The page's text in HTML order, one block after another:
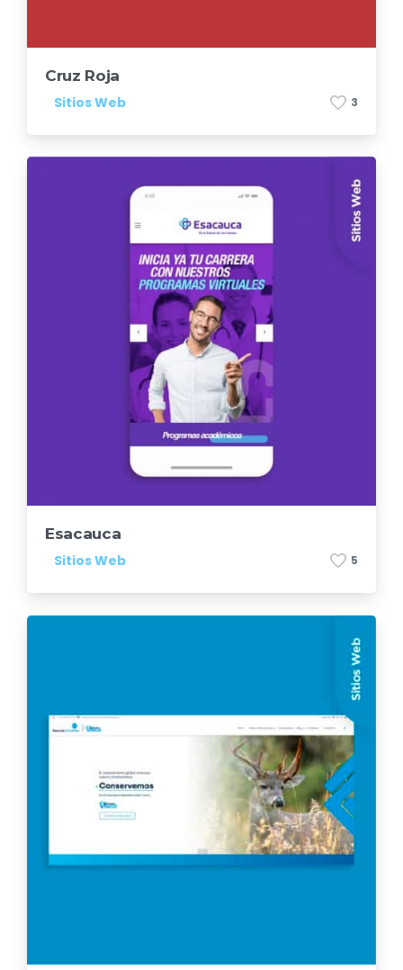
Cruz Roja
Sitios Web 3
Esacauca
Sitios Web 5